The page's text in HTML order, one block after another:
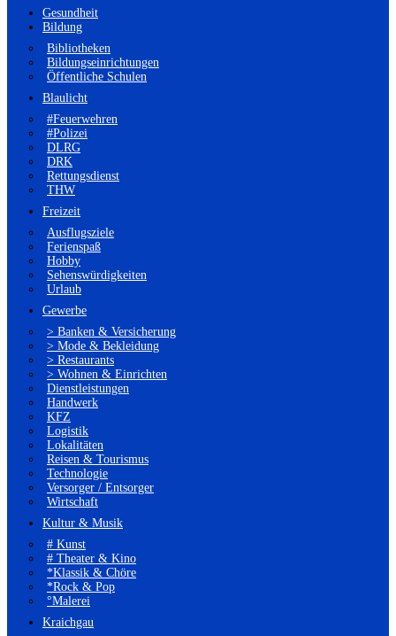
Gesundheit
Bildung
Bibliotheken
Bildungseinrichtungen
Öffentliche Schulen
Blaulicht
#Feuerwehren
#Polizei
DLRG
DRK
Rettungsdienst
THW
Freizeit
Ausflugsziele
Ferienspaß
Hobby
Sehenswürdigkeiten
Urlaub
Gewerbe
> Banken & Versicherung
> Mode & Bekleidung
> Restaurants
> Wohnen & Einrichten
Dienstleistungen
Handwerk
KFZ
Logistik
Lokalitäten
Reisen & Tourismus
Technologie
Versorger / Entsorger
Wirtschaft
Kultur & Musik
# Kunst
# Theater & Kino
*Klassik & Chöre
*Rock & Pop
°Malerei
Kraichgau